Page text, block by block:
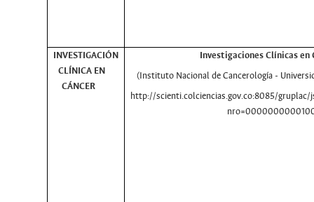
INVESTIGACIÓN
CLÍNICA EN
CÁNCER
Investigaciones Clínicas
(Instituto Nacional de Cancerología -
http://scienti.colciencias.gov.co:8085/gruplac/